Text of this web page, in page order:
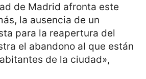
de Madrid afronta este
la ausencia de un
para la reapertura del
el abandono al que están
de la ciudad»,